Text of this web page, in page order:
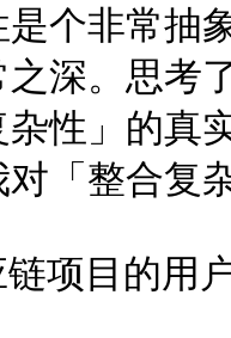
个非常抽
之深。思
杂性」的
对「整合复
项目的用